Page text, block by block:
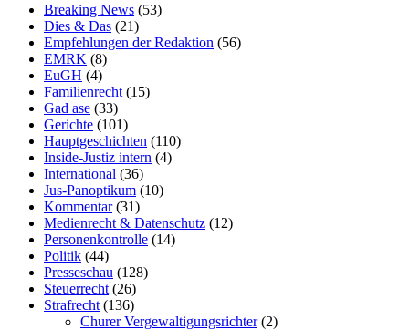
Breaking News (53)
Dies & Das (21)
Empfehlungen der Redaktion (56)
EMRK (8)
EuGH (4)
Familienrecht (15)
Gad ase (33)
Gerichte (101)
Hauptgeschichten (110)
Inside-Justiz intern (4)
International (36)
Jus-Panoptikum (10)
Kommentar(31)
Medienrecht & Datenschutz (12)
Personenkontrolle (14)
Politik (44)
Presseschau (128)
Steuerrecht (26)
Strafrecht (136)
Churer Vergewaltigungsrichter(2)